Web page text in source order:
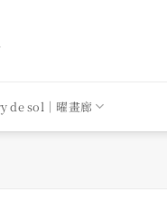
de sol｜曜畫廊